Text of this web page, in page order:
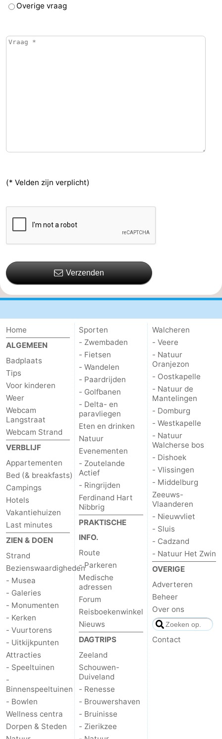
Overige vraag
(* Velden zijn verplicht)
Verzenden
Home
ALGEMEEN
Badplaats
Tips
Voor kinderen
Weer
Webcam
Langstraat
Webcam Strand
VERBLIJF
Appartementen
Bed (& breakfasts)
Campings
Hotels
Vakantiehuizen
Last minutes
ZIEN & DOEN
Strand
Bezienswaardigheden
- Musea
- Galeries
- Monumenten
- Kerken
- Vuurtorens
- Uitkijkpunten
Attracties
- Speeltuinen
-
Binnenspeeltuinen
- Bowlen
Wellness centra
Dorpen & Steden
Sporten
- Zwembaden
- Fietsen
- Wandelen
- Paardrijden
- Golfbanen
- Delta- en
paravliegen
Eten en drinken
Natuur
Evenementen
- Zoutelande
Actief
- Ringrijden
Ferdinand Hart
Nibbrig
PRAKTISCHE
INFO.
Route
- Parkeren
Medische
adressen
Forum
Reisboekenwinkel
Nieuws
DAGTRIPS
Zeeland
Schouwen-
Duiveland
- Renesse
- Brouwershaven
- Bruinisse
- Zierikzee
Walcheren
- Veere
- Natuur
Oranjezon
- Oostkapelle
- Natuur de
Mantelingen
- Domburg
- Westkapelle
- Natuur
Walcherse bos
- Dishoek
- Vlissingen
- Middelburg
Zeeuws-
Vlaanderen
- Nieuwvliet
- Sluis
- Cadzand
- Natuur Het Zwin
OVERIGE
Adverteren
Beheer
Over ons
Contact